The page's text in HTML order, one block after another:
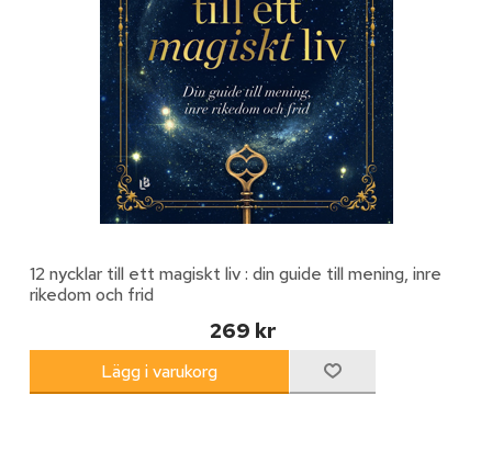
12 nycklar till ett magiskt liv : din guide till mening, inre
rikedom och frid
269 kr